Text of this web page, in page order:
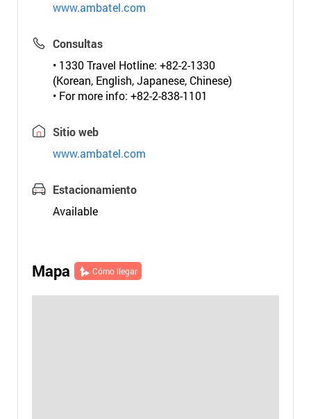
www.ambatel.com
Consultas
• 1330 Travel Hotline: +82-2-1330
(Korean, English, Japanese, Chinese)
• For more info: +82-2-838-1101
Sitio web
www.ambatel.com
Estacionamiento
Available
Mapa Cómo llegar